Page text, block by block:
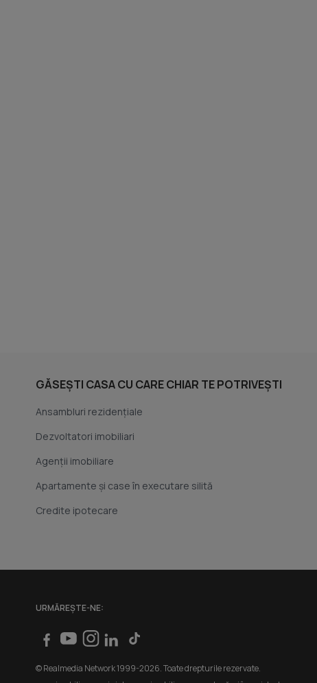
GĂSEȘTI CASA CU CARE CHIAR TE POTRIVEȘTI
Ansambluri rezidențiale
Dezvoltatori imobiliari
Agenții imobiliare
Apartamente și case în executare silită
Credite ipotecare
URMĂREȘTE-NE:
© Realmedia Network 1999-2026. Toate drepturile rezervate.